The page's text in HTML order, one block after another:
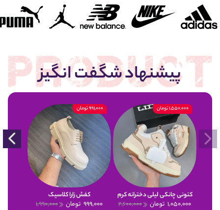
پیشنهاد شگفت انگیز
1,550,000 تومان
کتونی چانکی لیلی دخترانه کرم
1,050,000 تومان 2,600,000
991,000 تومان
کفش زارا کلاسیک
999,000 تومان 1,990,000